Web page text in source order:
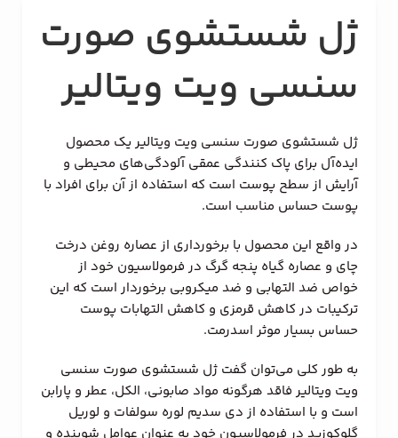
ژل شستشوی صورت
سنسی ویت ویتالیر
ژل شستشوی صورت سنسی ویت ویتالیر یک محصول
ایده‌آل برای پاک کنندگی عمقی آلودگی‌های محیطی و
آرایش از سطح پوست است که استفاده از آن برای افراد با
پوست حساس مناسب است.
در واقع این محصول با برخورداری از عصاره روغن درخت
چای و عصاره گیاه پنجه گرگ در فرمولاسیون خود از
خواص ضد التهابی و ضد میکروبی برخوردار است که این
ترکیبات در کاهش قرمزی و کاهش التهابات پوست
حساس بسیار موثر اسدرمت.
به طور کلی می‌توان گفت ژل شستشوی صورت سنسی
ویت ویتالیر فاقد هرگونه مواد صابونی، الکل، عطر و پارابن
است و با استفاده از دی سدیم لوره سولفات و لوریل
گلوکوزید در فرمولاسیون خود به عنوان عوامل شوینده‌ و